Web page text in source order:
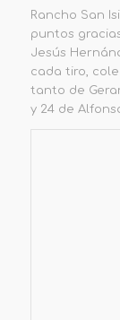
Rancho San
puntos
Jesús
cada tiro,
tanto de
y 24 de